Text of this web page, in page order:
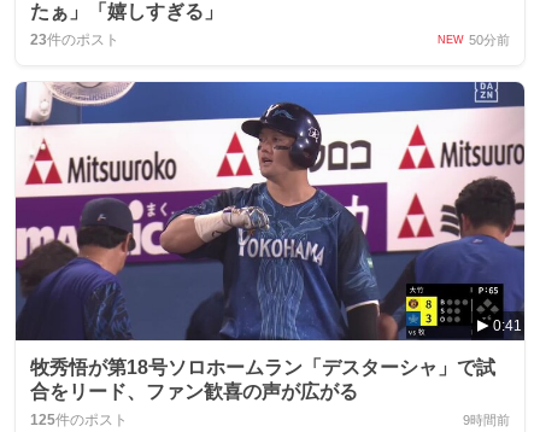
たぁ」「嬉しすぎる」
23件のポスト NEW 50分前
0:41
牧秀悟が第18号ソロホームラン「デスターシャ」で試
合をリード、ファン歓喜の声が広がる
125件のポスト 9時間前